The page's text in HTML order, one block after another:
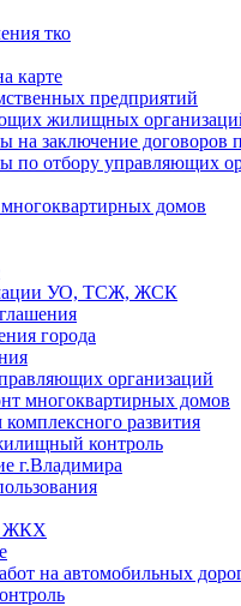
тко
карте
предприятий
жилищных
на заключение договоров
по отбору управляющих
домов
УО, ТСЖ, ЖСК
города
организаций
многоквартирных домов
развития
контроль
г.Владимира
ЖКХ
на автомобильных